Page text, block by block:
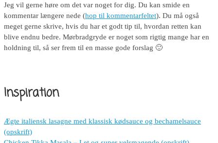
Jeg vil gerne høre om det var noget for dig. Du kan smide en
kommentar længere nede (hop til kommentarfeltet). Du må også
meget gerne skrive, hvis du har et godt tip til, hvordan retten kan
blive endnu bedre. Mørbradgryde er noget som rigtig mange har en
holdning til, så ser frem til en masse gode forslag 🙂
Inspiration
Ægte italiensk lasagne med klassisk kødsauce og bechamelsauce
(opskrift)